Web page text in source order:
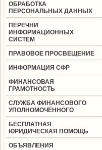
ОБРАБОТКА
ПЕРСОНАЛЬНЫХ ДАННЫХ
ПЕРЕЧНИ
ИНФОРМАЦИОННЫХ
СИСТЕМ
ПРАВОВОЕ ПРОСВЕЩЕНИЕ
ИНФОРМАЦИЯ СФР
ФИНАНСОВАЯ
ГРАМОТНОСТЬ
СЛУЖБА ФИНАНСОВОГО
УПОЛНОМОЧЕННОГО
БЕСПЛАТНАЯ
ЮРИДИЧЕСКАЯ ПОМОЩЬ
ОБЪЯВЛЕНИЯ